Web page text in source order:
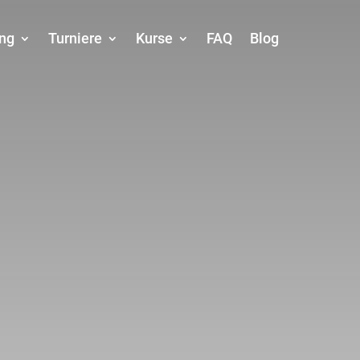
Turniere Kurse FAQ Blog